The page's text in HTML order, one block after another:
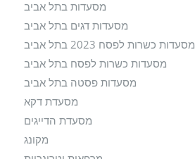
מסעדות בתל אביב
מסעדות דגים בתל אביב
מסעדות כשרות לפסח 2023 בתל אביב
מסעדות כשרות לפסח בתל אביב
מסעדות פסטה בתל אביב
מסעדת דקא
מסעדת הדייגים
מקונג